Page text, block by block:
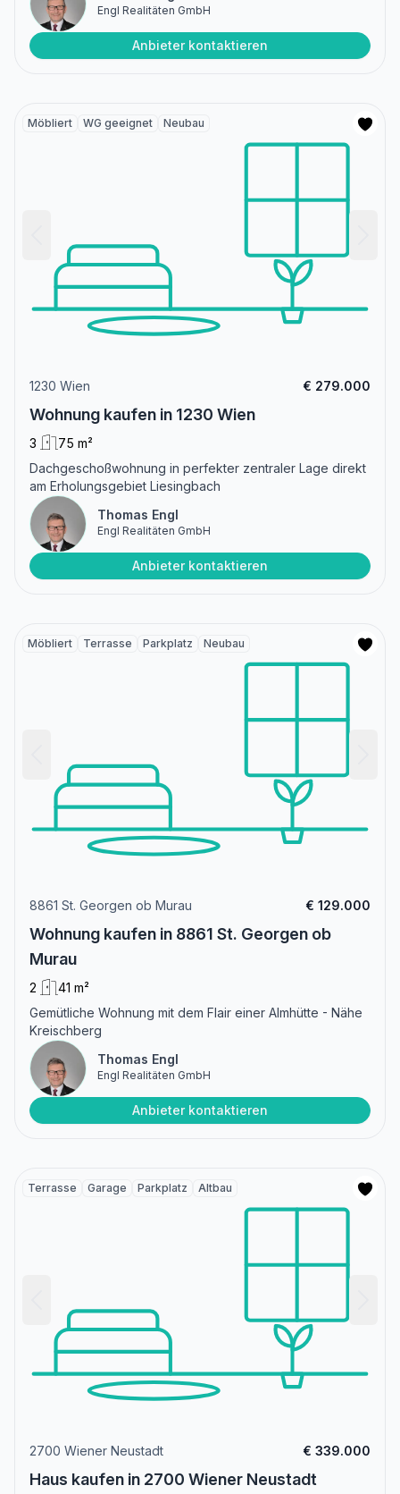
Engl Realitäten GmbH
Anbieter kontaktieren
Möbliert WG geeignet Neubau
1230 Wien € 279.000
Wohnung kaufen in 1230 Wien
3
75 m²
Dachgeschoßwohnung in perfekter zentraler Lage direkt
am Erholungsgebiet Liesingbach
Thomas Engl
Engl Realitäten GmbH
Anbieter kontaktieren
Möbliert Terrasse Parkplatz Neubau
8861 St. Georgen ob Murau € 129.000
Wohnung kaufen in 8861 St. Georgen ob
Murau
2
41 m²
Gemütliche Wohnung mit dem Flair einer Almhütte - Nähe
Kreischberg
Thomas Engl
Engl Realitäten GmbH
Anbieter kontaktieren
Terrasse Garage Parkplatz Altbau
2700 Wiener Neustadt € 339.000
Haus kaufen in 2700 Wiener Neustadt